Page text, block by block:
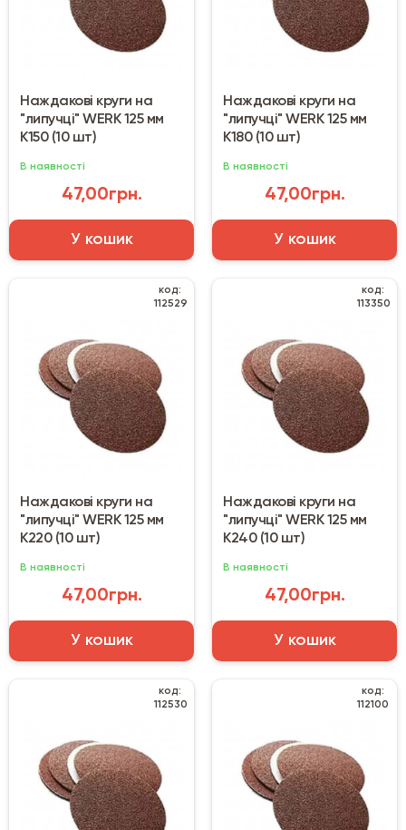
Наждакові круги на
"липучці" WERK 125 мм
К150 (10 шт)
В наявності
47,00грн.
У кошик
Наждакові круги на
"липучці" WERK 125 мм
К180 (10 шт)
В наявності
47,00грн.
У кошик
код:
112529
Наждакові круги на
"липучці" WERK 125 мм
К220 (10 шт)
В наявності
47,00грн.
У кошик
код:
113350
Наждакові круги на
"липучці" WERK 125 мм
К240 (10 шт)
В наявності
47,00грн.
У кошик
код:
112530
код:
112100